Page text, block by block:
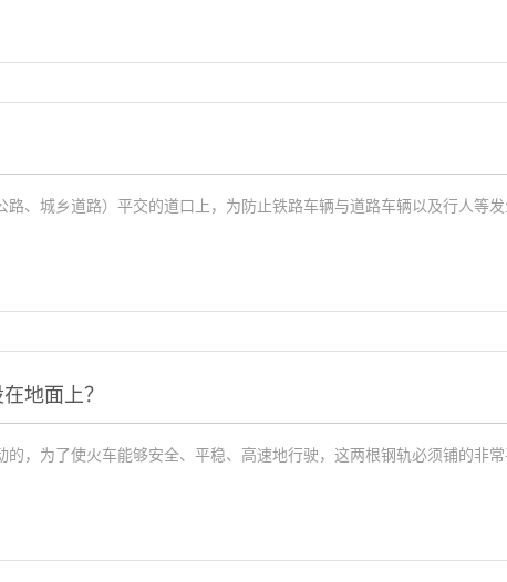
、城乡道路）平交的道口上，为防止铁路车辆与道路车辆以及行人等
地面上？
的，为了使火车能够安全、平稳、高速地行驶，这两根钢轨必须铺的非